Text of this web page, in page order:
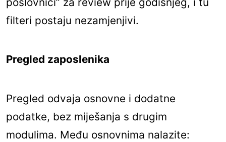
filteri postaju nezamjenjivi.
Pregled zaposlenika
Pregled odvaja osnovne i dodatne
podatke, bez miješanja s drugim
modulima. Među osnovnima nalazite: